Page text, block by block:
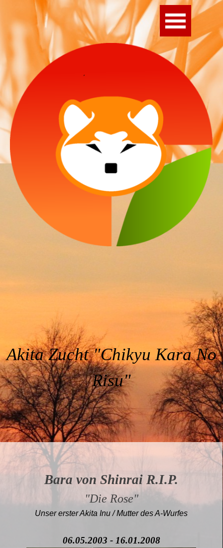
Direkt zum Seiteninhalt
Menü überspringen
Akita Zucht"Chikyu Kara No
Risu"
Bara von Shinrai R.I.P.
"Die Rose"
Unser erster Akita Inu / Mutter des A-Wurfes
06.05.2003 - 16.01.2008